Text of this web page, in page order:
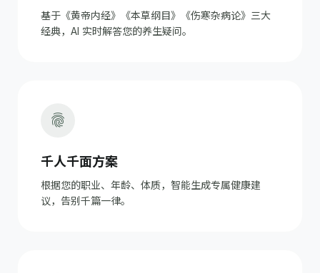
基于《黄帝内经》《本草纲目》《伤寒杂病论》三大
经典，AI 实时解答您的养生疑问。
fingerprint
千人千面方案
根据您的职业、年龄、体质，智能生成专属健康建
议，告别千篇一律。